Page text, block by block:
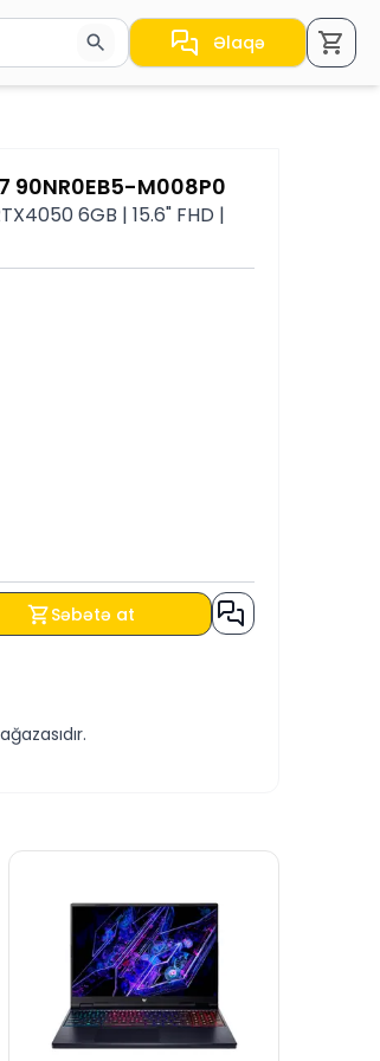
keçid etmək üçün ox
Əlaqə
90NR0EB5-M008P0
6GB | 15.6" FHD |
Səbətə at
şərtləri ilə əldə edə
cavablandırmağa hər